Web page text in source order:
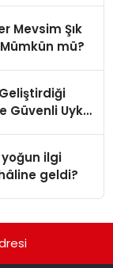
Mevsim Şık
mü?
Güvenli Uyku
yoğun ilgi
geldi?